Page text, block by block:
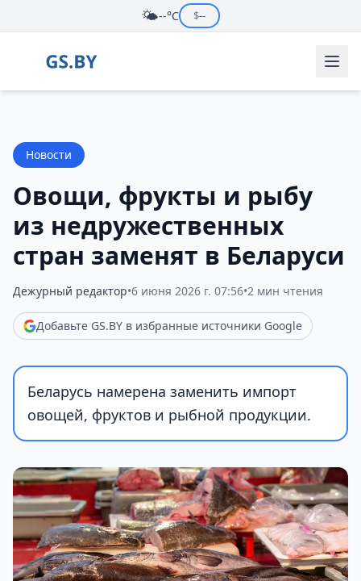
🌤️--°C $--
Новости
Овощи, фрукты и рыбу
из недружественных
стран заменят в Беларуси
Дежурный редактор•6 июня 2026 г. 07:56•2 мин чтения
Добавьте GS.BY в избранные источники Google
Беларусь намерена заменить импорт
овощей, фруктов и рыбной продукции.